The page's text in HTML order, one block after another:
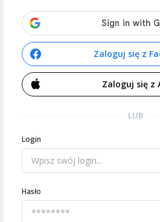
Zaloguj się z
Zaloguj się z
LUB
Login
Hasło